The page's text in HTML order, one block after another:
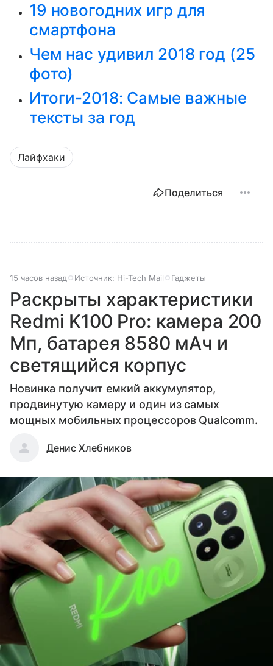
19 новогодних игр для
смартфона
Чем нас удивил 2018 год (25
фото)
Итоги-2018: Самые важные
тексты за год
Лайфхаки
Поделиться
15 часов назад Источник: Hi-Tech Mail Гаджеты
Раскрыты характеристики
Redmi K100 Pro: камера 200
Мп, батарея 8580 мАч и
светящийся корпус
Новинка получит емкий аккумулятор,
продвинутую камеру и один из самых
мощных мобильных процессоров Qualcomm.
Денис Хлебников